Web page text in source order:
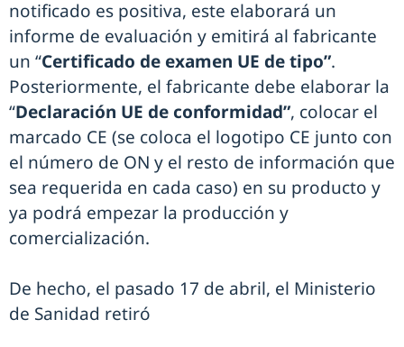
notificado es positiva, este elaborará un
informe de evaluación y emitirá al fabricante
un “Certificado de examen UE de tipo”.
Posteriormente, el fabricante debe elaborar la
“Declaración UE de conformidad”, colocar el
marcado CE (se coloca el logotipo CE junto con
el número de ON y el resto de información que
sea requerida en cada caso) en su producto y
ya podrá empezar la producción y
comercialización.
De hecho, el pasado 17 de abril, el Ministerio
de Sanidad retiró